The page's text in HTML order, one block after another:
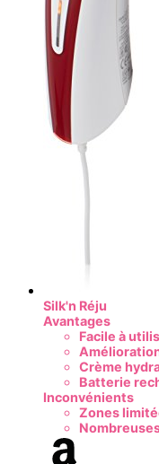
Silk'n Réju
Avantages
Facile à
Crème
Batterie
Inconvénients
Zones